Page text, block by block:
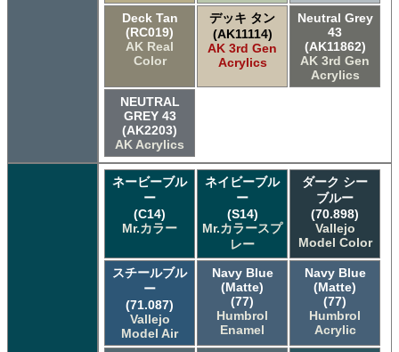
Deck Tan
(RC019)
AK Real
Color
デッキ タン
(AK11114)
AK 3rd Gen
Acrylics
Neutral Grey
43
(AK11862)
AK 3rd Gen
Acrylics
NEUTRAL
GREY 43
(AK2203)
AK Acrylics
ネービーブル
ー
(C14)
Mr.カラー
ネイビーブル
ー
(S14)
Mr.カラースプ
レー
ダーク シー
ブルー
(70.898)
Vallejo
Model Color
スチールブル
ー
(71.087)
Vallejo
Model Air
Navy Blue
(Matte)
(77)
Humbrol
Enamel
Navy Blue
(Matte)
(77)
Humbrol
Acrylic